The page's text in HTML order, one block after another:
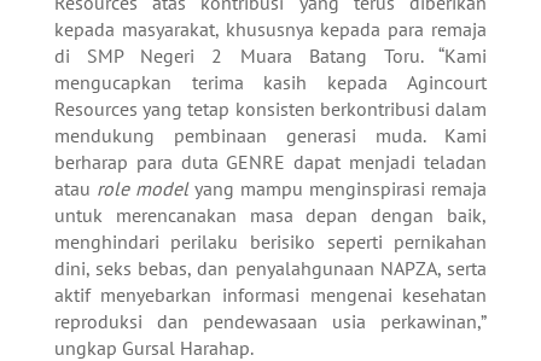
kepada masyarakat, khususnya kepada para remaja
di SMP Negeri 2 Muara Batang Toru. “Kami
mengucapkan terima kasih kepada Agincourt
Resources yang tetap konsisten berkontribusi dalam
mendukung pembinaan generasi muda. Kami
berharap para duta GENRE dapat menjadi teladan
atau role modelyang mampu menginspirasi remaja
untuk merencanakan masa depan dengan baik,
menghindari perilaku berisiko seperti pernikahan
dini, seks bebas, dan penyalahgunaan NAPZA, serta
aktif menyebarkan informasi mengenai kesehatan
reproduksi dan pendewasaan usia perkawinan,”
ungkap Gursal Harahap.